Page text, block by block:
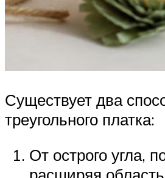
Существует два
треугольного платка:
От острого угла,